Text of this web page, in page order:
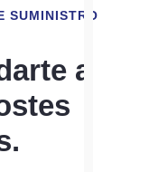
SUMINISTRO
a